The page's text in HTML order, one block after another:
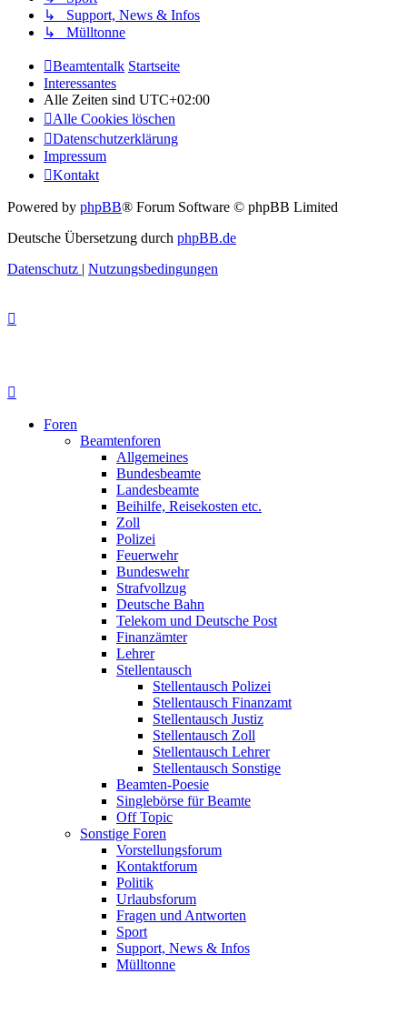
↳ Support, News & Infos
↳ Mülltonne
Beamtentalk Startseite
Interessantes
Alle Zeiten sind UTC+02:00
Alle Cookies löschen
Datenschutzerklärung
Impressum
Kontakt
Powered by phpBB® Forum Software © phpBB Limited
Deutsche Übersetzung durch phpBB.de
Datenschutz | Nutzungsbedingungen
Foren
Beamtenforen
Allgemeines
Bundesbeamte
Landesbeamte
Beihilfe, Reisekosten etc.
Zoll
Polizei
Feuerwehr
Bundeswehr
Strafvollzug
Deutsche Bahn
Telekom und Deutsche Post
Finanzämter
Lehrer
Stellentausch
Stellentausch Polizei
Stellentausch Finanzamt
Stellentausch Justiz
Stellentausch Zoll
Stellentausch Lehrer
Stellentausch Sonstige
Beamten-Poesie
Singlebörse für Beamte
Off Topic
Sonstige Foren
Vorstellungsforum
Kontaktforum
Politik
Urlaubsforum
Fragen und Antworten
Sport
Support, News & Infos
Mülltonne